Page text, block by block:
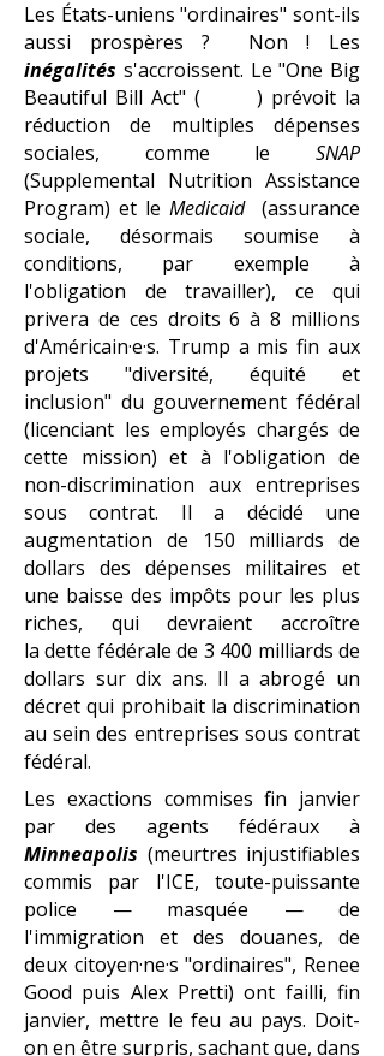
Les États-uniens "ordinaires" sont-ils
aussi prospères ? Non ! Les
inégalités s'accroissent. Le "One Big
Beautiful Bill Act" ( ) prévoit la
réduction de multiples dépenses
sociales, comme le SNAP
(Supplemental Nutrition Assistance
Program) et le Medicaid (assurance
sociale, désormais soumise à
conditions, par exemple à
l'obligation de travailler), ce qui
privera de ces droits 6 à 8 millions
d'Américain·e·s. Trump a mis fin aux
projets "diversité, équité et
inclusion" du gouvernement fédéral
(licenciant les employés chargés de
cette mission) et à l'obligation de
non-discrimination aux entreprises
sous contrat. Il a décidé une
augmentation de 150 milliards de
dollars des dépenses militaires et
une baisse des impôts pour les plus
riches, qui devraient accroître
ladette fédéralede 3 400 milliards de
dollars sur dix ans. Il a abrogé un
décret qui prohibait la discrimination
au sein des entreprises sous contrat
fédéral.
Les exactions commises fin janvier
par des agents fédéraux à
Minneapolis (meurtres injustifiables
commis par l'ICE, toute-puissante
police — masquée — de
l'immigration et des douanes, de
deux citoyen·ne·s "ordinaires", Renee
Good puis Alex Pretti) ont failli, fin
janvier, mettre le feu au pays. Doit-
on en être surpris, sachant que, dans